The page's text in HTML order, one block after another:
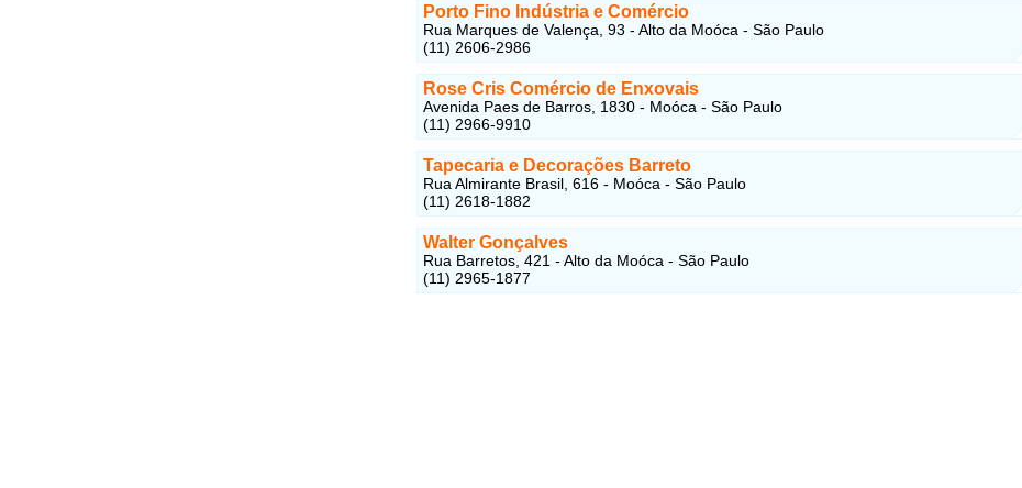
Porto Fino Indústria e Comércio
Rua Marques de Valença, 93 - Alto da Moóca - São Paulo
(11) 2606-2986
Rose Cris Comércio de Enxovais
Avenida Paes de Barros, 1830 - Moóca - São Paulo
(11) 2966-9910
Tapecaria e Decorações Barreto
Rua Almirante Brasil, 616 - Moóca - São Paulo
(11) 2618-1882
Walter Gonçalves
Rua Barretos, 421 - Alto da Moóca - São Paulo
(11) 2965-1877